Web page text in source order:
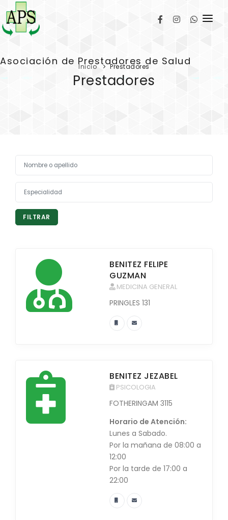
Asociación de Prestadores de Salud
NOTICIAS
CONTACTO
Inicio Prestadores
Prestadores
FILTRAR
BENITEZ FELIPE
GUZMAN
MEDICINA GENERAL
PRINGLES 131
BENITEZ JEZABEL
PSICOLOGIA
FOTHERINGAM 3115
Horario de Atención:
Lunes a Sabado.
Por la mañana de 08:00 a
12:00
Por la tarde de 17:00 a
22:00